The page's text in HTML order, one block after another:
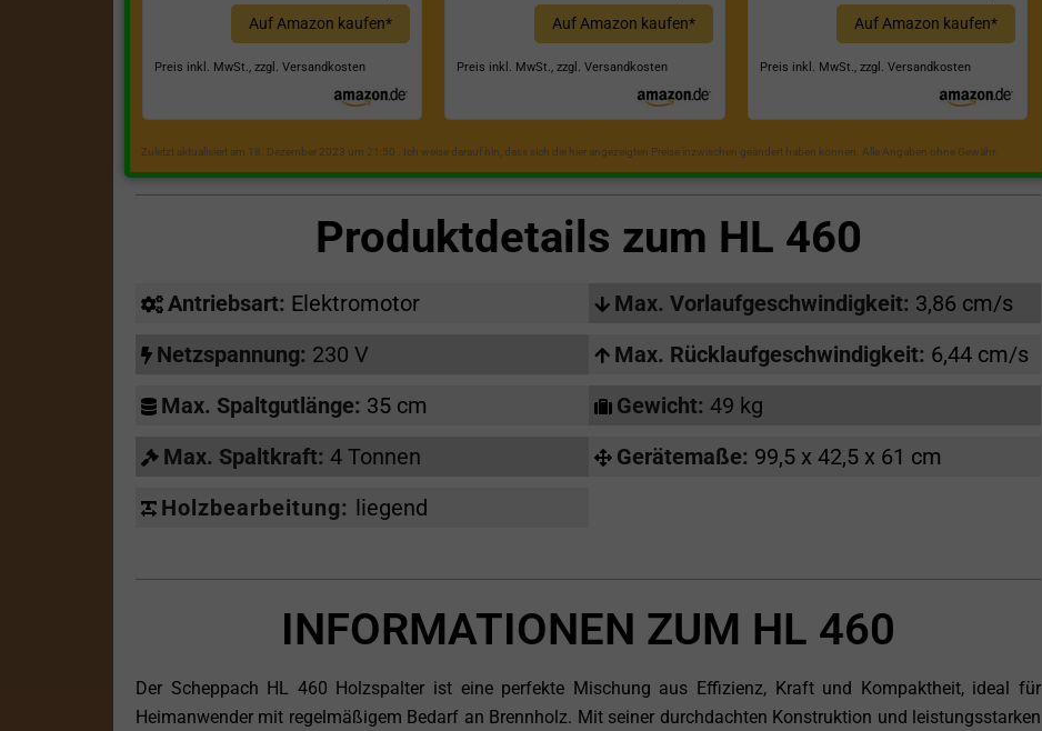
Auf Amazon kaufen*
Preis inkl. MwSt., zzgl. Versandkosten
Auf Amazon kaufen*
Preis inkl. MwSt., zzgl. Versandkosten
Auf Amazon kaufen*
Preis inkl. MwSt., zzgl. Versandkosten
Zuletzt aktualisiert am 18. Dezember 2023 um 21:50 . Ich weise darauf hin, dass sich die hier angezeigten Preise inzwischen geändert haben können. Alle Angaben ohne Gewähr.
Produktdetails zum HL 460
Antriebsart: Elektromotor
Netzspannung: 230 V
Max. Spaltgutlänge: 35 cm
Max. Spaltkraft: 4 Tonnen
Holzbearbeitung: liegend
Max. Vorlaufgeschwindigkeit: 3,86 cm/s
Max. Rücklaufgeschwindigkeit: 6,44 cm/s
Gewicht: 49 kg
Gerätemaße: 99,5 x 42,5 x 61 cm
INFORMATIONEN ZUM HL 460
Der Scheppach HL 460 Holzspalter ist eine perfekte Mischung aus Effizienz, Kraft und Kompaktheit, ideal für
Heimanwender mit regelmäßigem Bedarf an Brennholz. Mit seiner durchdachten Konstruktion und leistungsstarken